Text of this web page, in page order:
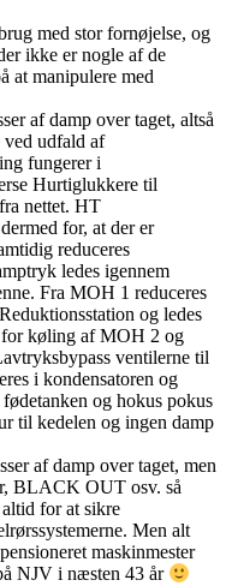
med stor fornøjelse, og
ikke er nogle af de
at manipulere med
af damp over taget, altså
udfald af
fungerer i
Hurtiglukkere til
nettet. HT
for, at der er
reduceres
ledes igennem
Fra MOH 1 reduceres
og ledes
køling af MOH 2 og
ventilerne til
i kondensatoren og
og hokus pokus
til kedelen og ingen damp
af damp over taget, men
BLACK OUT osv. så
for at sikre
Men alt
maskinmester
NJV i næsten 43 år